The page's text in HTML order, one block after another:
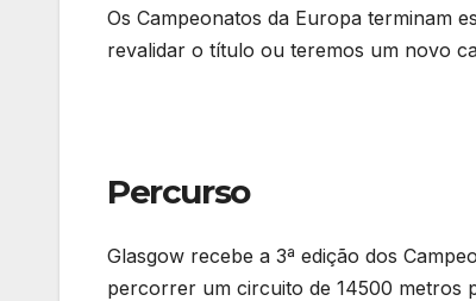
Os Campeonatos da Europa terminam
revalidar o título ou teremos um novo
Percurso
Glasgow recebe a 3ª edição dos
percorrer um circuito de 14500 metros